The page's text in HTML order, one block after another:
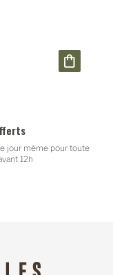
jour même pour toute
12h